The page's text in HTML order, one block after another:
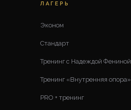
ЛАГЕРЬ
Эконом
Стандарт
Тренинг с Надеждой Фениной
Тренинг «Внутренняя опора»
PRO + тренинг